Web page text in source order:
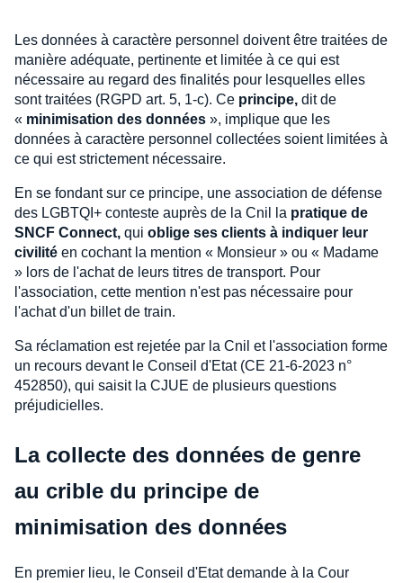
Les données à caractère personnel doivent être traitées de
manière adéquate, pertinente et limitée à ce qui est
nécessaire au regard des finalités pour lesquelles elles
sont traitées (RGPD art. 5, 1-c). Ce principe, dit de
« minimisation des données », implique que les
données à caractère personnel collectées soient limitées à
ce qui est strictement nécessaire.
En se fondant sur ce principe, une association de défense
des LGBTQI+ conteste auprès de la Cnil la pratique de
SNCF Connect, qui oblige ses clients à indiquer leur
civilité en cochant la mention « Monsieur » ou « Madame
» lors de l'achat de leurs titres de transport. Pour
l'association, cette mention n'est pas nécessaire pour
l'achat d'un billet de train.
Sa réclamation est rejetée par la Cnil et l'association forme
un recours devant le Conseil d'Etat (CE 21-6-2023 n°
452850), qui saisit la CJUE de plusieurs questions
préjudicielles.
La collecte des données de genre
au crible du principe de
minimisation des données
En premier lieu, le Conseil d'Etat demande à la Cour